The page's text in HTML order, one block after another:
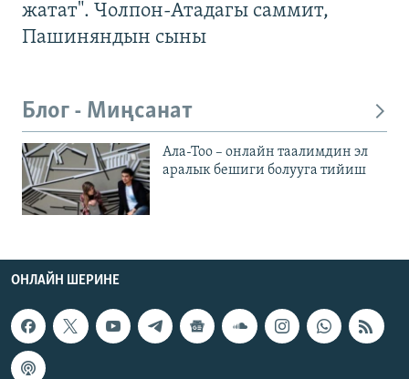
жатат". Чолпон-Атадагы саммит,
Пашиняндын сыны
Блог - Миңсанат
Ала-Тоо – онлайн таалимдин эл
аралык бешиги болууга тийиш
ОНЛАЙН ШЕРИНЕ